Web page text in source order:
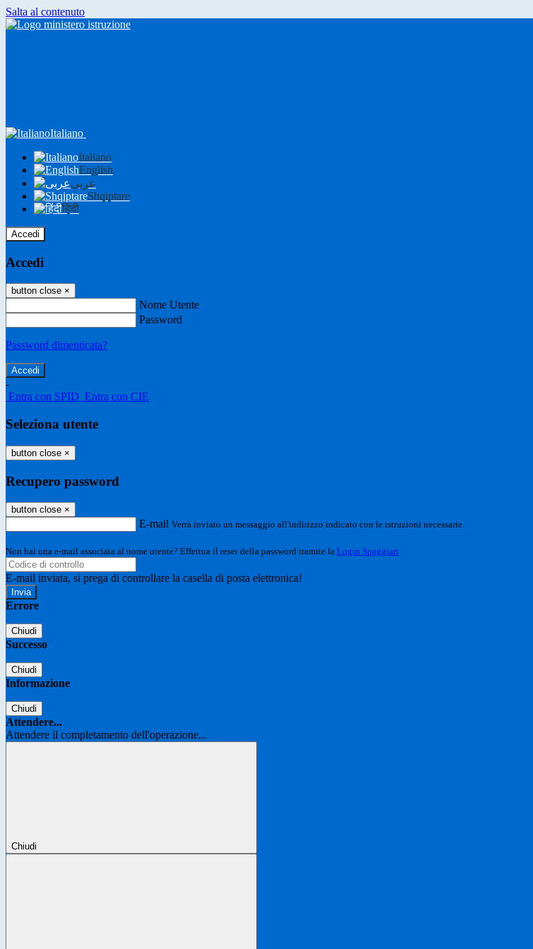
Salta al contenuto
Italiano
Italiano
English
عربى
Shqiptare
हिंदी
Accedi
Accedi
button close ×
Nome Utente
Password
Password dimenticata?
-
Entra con SPID Entra con CIE
Seleziona utente
button close ×
Recupero password
button close ×
E-mail Verrà inviato un messaggio all'indirizzo indicato con le istruzioni necessarie.
Non hai una e-mail associata al nome utente? Effettua il reset della password tramite la Login Spaggiari
E-mail inviata, si prega di controllare la casella di posta elettronica!
Errore
Chiudi
Successo
Chiudi
Informazione
Chiudi
Attendere...
Attendere il completamento dell'operazione...
Chiudi